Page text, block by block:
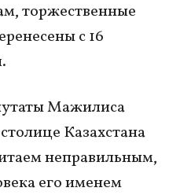
торжественные
с 16
Мажилиса
Казахстана
неправильным,
его именем